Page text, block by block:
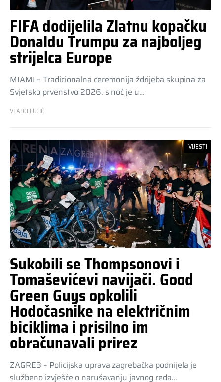
FIFA dodijelila Zlatnu kopačku
Donaldu Trumpu za najboljeg
strijelca Europe
MIAMI – Tradicionalna ceremonija ždrijeba skupina za
Svjetsko prvenstvo 2026. sinoć je u…
VLADO LUCIĆ
VIJESTI
Sukobili se Thompsonovi i
Tomaševićevi navijači. Good
Green Guys opkolili
Hodočasnike na električnim
biciklima i prisilno im
obračunavali prirez
ZAGREB – Policijska uprava zagrebačka podnijela je
službeno izvješće o narušavanju javnog reda…